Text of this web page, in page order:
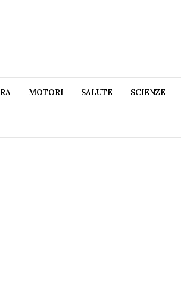
MOTORI SALUTE SCIENZE